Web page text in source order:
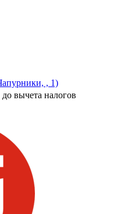
, 1)
до вычета налогов